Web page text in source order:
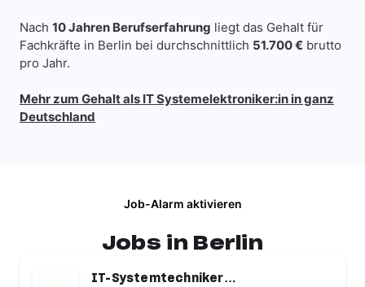
Nach 10 Jahren Berufserfahrung liegt das Gehalt für
Fachkräfte in Berlin bei durchschnittlich 51.700 € brutto
pro Jahr.
Mehr zum Gehalt als IT Systemelektroniker:in in ganz
Deutschland
Job-Alarm aktivieren
Jobs in Berlin
IT-Systemtechniker